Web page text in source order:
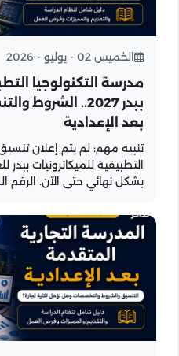
الخميس 02 - يوليو - 2026
مدرسة التكنولوجيا
ببدر 2027..
بعد الإعدادية
تنبيه مهم: لم يتم إعلان
بشكل نهائي حتى الآن. الرقم